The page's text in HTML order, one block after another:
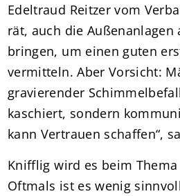
Edeltraud Reitzer vom
rät, auch die Außenanlagen
bringen, um einen guten
vermitteln. Aber Vorsicht:
gravierender
kaschiert, sondern
kann Vertrauen schaffen“,
Knifflig wird es beim
Oftmals ist es wenig